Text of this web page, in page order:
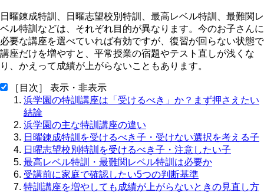
日曜錬成特訓、日曜志望校別特訓、最高レベル特訓、最難関レ
ベル特訓などは、それぞれ目的が異なります。今のお子さんに
必要な講座を選べていれば有効ですが、復習が回らない状態で
講座だけを増やすと、平常授業の宿題やテスト直しが浅くな
り、かえって成績が上がらないこともあります。
［目次］ 表示・非表示
浜学園の特訓講座は「受けるべき」か？まず押さえたい
結論
浜学園の主な特訓講座の違い
日曜錬成特訓を受けるべき子・受けない選択を考える子
日曜志望校別特訓を受けるべき子・注意したい子
最高レベル特訓・最難関レベル特訓は必要か
受講前に家庭で確認したい5つの判断基準
特訓講座を増やしても成績が上がらないときの見直し方